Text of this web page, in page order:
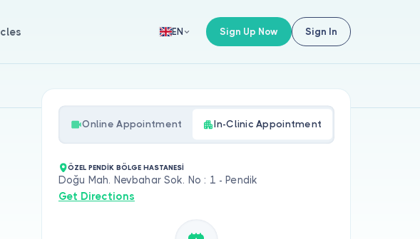
EN Sign Up Now Sign In
Online Appointment In-Clinic Appointment
ÖZEL PENDİK BÖLGE HASTANESİ
Doğu Mah. Nevbahar Sok. No : 1 - Pendik
Get Directions